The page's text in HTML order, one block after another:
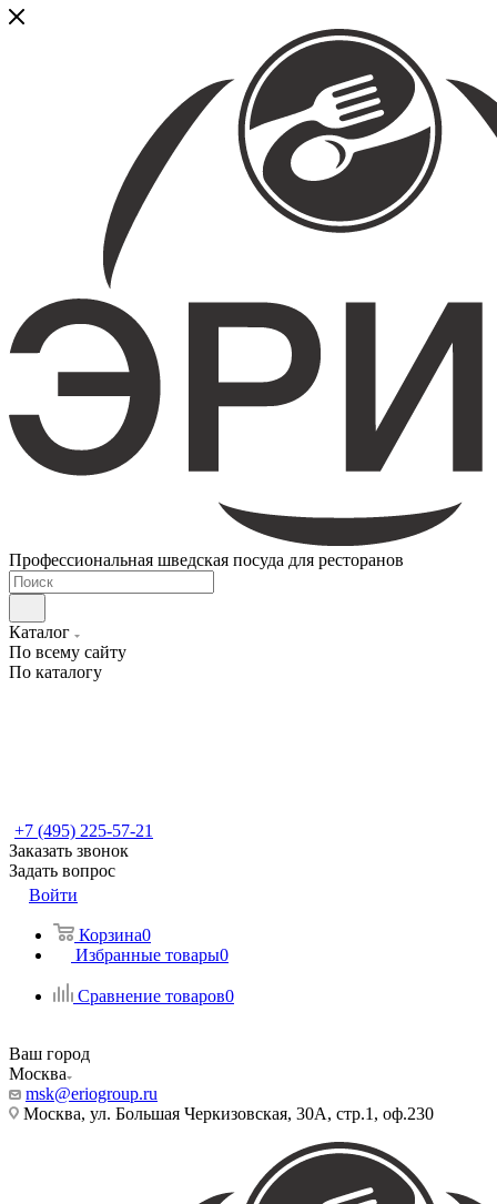
Профессиональная шведская посуда для ресторанов
Каталог
По всему сайту
По каталогу
+7 (495) 225-57-21
Заказать звонок
Задать вопрос
Войти
Корзина0
Избранные товары0
Сравнение товаров0
Ваш город
Москва
msk@eriogroup.ru
Москва, ул. Большая Черкизовская, 30А, стр.1, оф.230